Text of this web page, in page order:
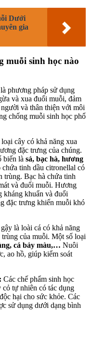
Dưới
gia
muỗi sinh học nào
là phương pháp sử dụng
và xua đuổi muỗi, đảm
và thân thiện với môi
chống muỗi sinh học phổ
cây có khả năng xua
đặc trưng của chúng.
biến là sả, bạc hà, hương
chứa tinh dầu citronellal có
trùng. Bạc hà chứa tinh
và đuổi muỗi. Hương
kháng khuẩn và đuổi
đặc trưng khiến muỗi khó
là loài cá có khả năng
của muỗi. Một số loại
cá bảy màu,… Nuôi
ao hồ, giúp kiểm soát
Các chế phẩm sinh học
tự nhiên có tác dụng
hại cho sức khỏe. Các
sử dụng dưới dạng bình